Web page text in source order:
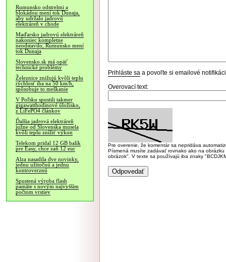
Rumunsko odstrelmi a
blokádou mení tok Dunaja,
aby udržalo jadrovú
elektráreň v chode
Maďarsko jadrovú elektráreň
nakoniec kompletne
neodstavilo, Rumunsko mení
tok Dunaja
Slovensko.sk má opäť
technické problémy
Železnice znižujú kvôli teplu
rýchlosť iba na 50 km/h,
spôsobuje to meškanie
V Poľsku spustili takmer
gigawatthodinové úložisko,
z LiFePO4 článkov
Ďalšia jadrová elektráreň
južne od Slovenska musela
kvôli teplu znížiť výkon
Telekom pridal 12 GB balík
pre Easy, chce zaň 12 eur
Alza nasadila dve novinky,
jednu užitočnú a jednu
kontroverznú
Spustená výroba flash
pamäte s novým najvyšším
počtom vrstiev
Prihláste sa a povoľte si emailové
Overovací text:
Pre overenie, že komentár sa nepridáva
Písmená musíte zadávať rovnako ako na
obrázok". V texte sa používajú iba znaky